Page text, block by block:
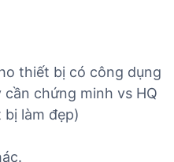
thiết bị có công dụng
chứng minh vs HQ
làm đẹp)